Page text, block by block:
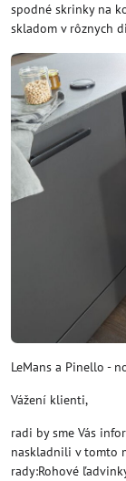
spodné skrinky na
skladom v rôznych
LeMans a Pinello -
Vážení klienti,
radi by sme Vás
naskladnili v tomto
rady:Rohové